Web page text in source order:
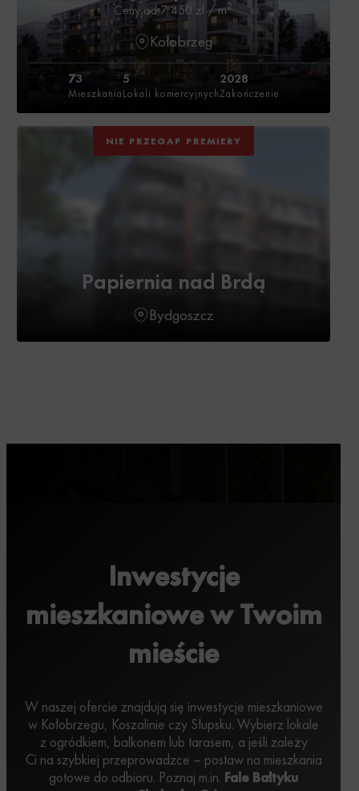
Ceny od 7 450 zł / m2
Kołobrzeg
73
Mieszkania
5
Lokali komercyjnych
2028
Zakończenie
NIE PRZEGAP PREMIERY
Papiernia nad Brdą
Bydgoszcz
Inwestycje
mieszkaniowe w Twoim
mieście
W naszej ofercie znajdują się inwestycje mieszkaniowe
w Kołobrzegu, Koszalinie czy Słupsku. Wybierz lokale
z ogródkiem, balkonem lub tarasem, a jeśli zależy
Ci na szybkiej przeprowadzce – postaw na mieszkania
gotowe do odbioru. Poznaj m.in. Fale Bałtyku